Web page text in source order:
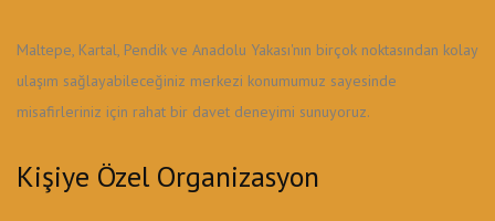
Maltepe, Kartal, Pendik ve Anadolu Yakası'nın birçok noktasından kolay
ulaşım sağlayabileceğiniz merkezi konumumuz sayesinde
misafirleriniz için rahat bir davet deneyimi sunuyoruz.
Kişiye Özel Organizasyon